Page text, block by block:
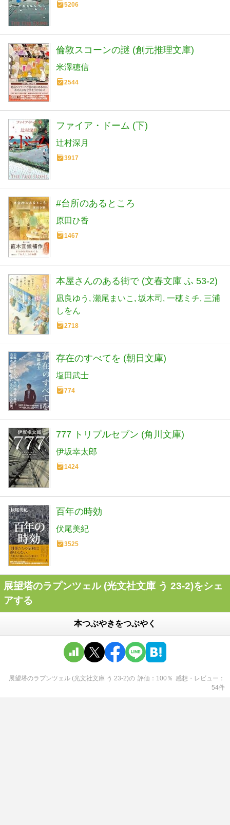
5206
倫敦スコーンの謎 (創元推理文庫)
米澤穂信
2544
ファイア・ドーム (下)
辻村深月
3917
#台所のあるところ
原田ひ香
1467
本屋さんのある街で (文春文庫 ふ 53-2)
凪良ゆう 瀬尾まいこ 坂木司 一穂ミチ 三浦
しをん
2718
存在のすべてを (朝日文庫)
塩田武士
774
777 トリプルセブン (角川文庫)
伊坂幸太郎
1424
百年の時効
伏尾美紀
3525
展望塔のラプンツェル (光文社文庫 う 23-2)をシェ
アする
本つぶやきをつぶやく
展望塔のラプンツェル (光文社文庫 う 23-2)の 評価 100 ％ 感想・レビュー
54件